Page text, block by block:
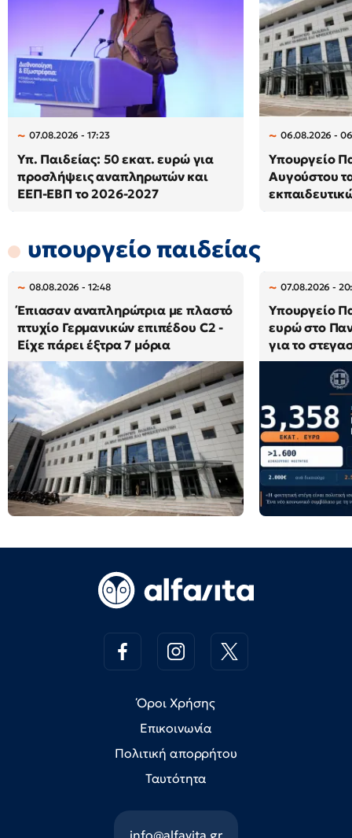
07.08.2026 - 17:23
Υπ. Παιδείας: 50 εκατ. ευρώ για
προσλήψεις αναπληρωτών και
ΕΕΠ-ΕΒΠ το 2026-2027
06.08.2026 -
Υπουργείο
Αυγούστου
υπουργείο παιδείας
08.08.2026 - 12:48
Έπιασαν αναπληρώτρια με πλαστό
πτυχίο Γερμανικών επιπέδου C2 -
Είχε πάρει έξτρα 7 μόρια
07.08.2026 -
Υπουργείο
ευρώ στο
για το
Όροι Χρήσης
Επικοινωνία
Πολιτική απορρήτου
Ταυτότητα